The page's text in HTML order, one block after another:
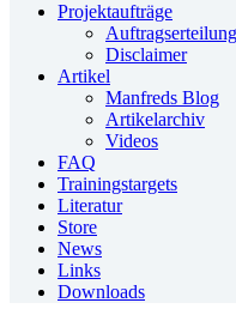
Projektaufträge
Auftragserteilung
Disclaimer
Artikel
Manfreds Blog
Artikelarchiv
Videos
FAQ
Trainingstargets
Literatur
Store
News
Links
Downloads